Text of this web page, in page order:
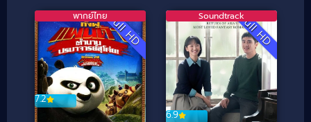
Full HD
7.2
พากย์ไทย Full HD
6.9
Soundtrack